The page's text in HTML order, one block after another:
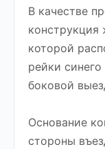
В качестве
которой
рейки
боковой
Основание
стороны